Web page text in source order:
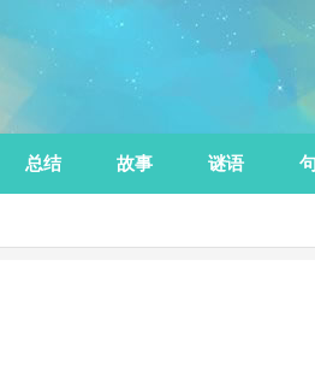
总结 故事 谜语